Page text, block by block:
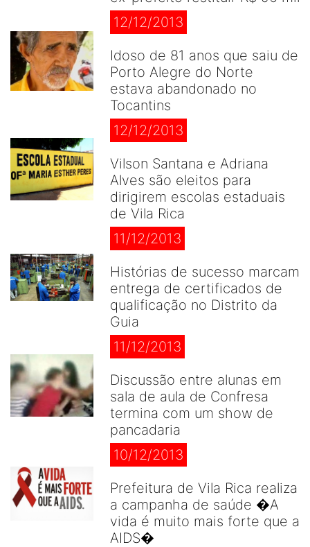
12/12/2013
Idoso de 81 anos que saiu de
Porto Alegre do Norte
estava abandonado no
Tocantins
12/12/2013
Vilson Santana e Adriana
Alves são eleitos para
dirigirem escolas estaduais
de Vila Rica
11/12/2013
Histórias de sucesso marcam
entrega de certificados de
qualificação no Distrito da
Guia
11/12/2013
Discussão entre alunas em
sala de aula de Confresa
termina com um show de
pancadaria
10/12/2013
Prefeitura de Vila Rica realiza
a campanha de saúde �A
vida é muito mais forte que a
AIDS�